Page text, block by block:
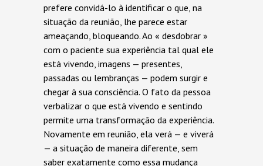
prefere convidá-lo à identificar o que, na
situação da reunião, lhe parece estar
ameaçando, bloqueando. Ao « desdobrar »
com o paciente sua experiência tal qual ele
está vivendo, imagens — presentes,
passadas ou lembranças — podem surgir e
chegar à sua consciência. O fato da pessoa
verbalizar o que está vivendo e sentindo
permite uma transformação da experiência.
Novamente em reunião, ela verá — e viverá
— a situação de maneira diferente, sem
saber exatamente como essa mudança